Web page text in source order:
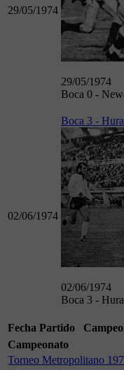
29/05/1974
29/05/1974
Boca 0 -
02/06/1974
Boca 3 -
02/06/1974
Boca 3 -
Fecha Partido
Campeonato
Torneo Metropolitano